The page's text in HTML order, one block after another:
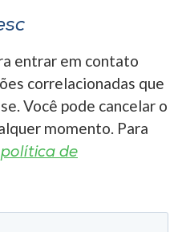
entrar em contato
correlacionadas que
Você pode cancelar o
momento. Para
política de